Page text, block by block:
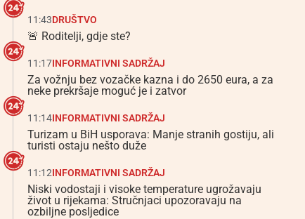
11:43DRUŠTVO
🚨 Roditelji, gdje ste?
11:17INFORMATIVNI SADRŽAJ
Za vožnju bez vozačke kazna i do 2650 eura, a za
neke prekršaje moguć je i zatvor
11:14INFORMATIVNI SADRŽAJ
Turizam u BiH usporava: Manje stranih gostiju, ali
turisti ostaju nešto duže
11:12INFORMATIVNI SADRŽAJ
Niski vodostaji i visoke temperature ugrožavaju
život u rijekama: Stručnjaci upozoravaju na
ozbiljne posljedice